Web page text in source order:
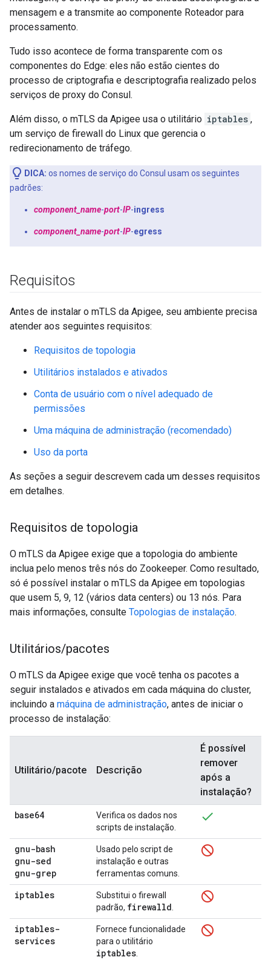
mensagem e a transmite ao componente Roteador para
processamento.
Tudo isso acontece de forma transparente com os
componentes do Edge: eles não estão cientes do
processo de criptografia e descriptografia realizado pelos
serviços de proxy do Consul.
Além disso, o mTLS da Apigee usa o utilitário iptables ,
um serviço de firewall do Linux que gerencia o
redirecionamento de tráfego.
DICA: os nomes de serviço do Consul usam os seguintes
padrões:
component_name-port-IP-ingress
component_name-port-IP-egress
Requisitos
Antes de instalar o mTLS da Apigee, seu ambiente precisa
atender aos seguintes requisitos:
Requisitos de topologia
Utilitários instalados e ativados
Conta de usuário com o nível adequado de
permissões
Uma máquina de administração (recomendado)
Uso da porta
As seções a seguir descrevem cada um desses requisitos
em detalhes.
Requisitos de topologia
O mTLS da Apigee exige que a topologia do ambiente
inclua pelo menos três nós do Zookeeper. Como resultado,
só é possível instalar o mTLS da Apigee em topologias
que usem 5, 9, 12 (vários data centers) ou 13 nós. Para
mais informações, consulte Topologias de instalação.
Utilitários/pacotes
O mTLS da Apigee exige que você tenha os pacotes a
seguir instalados e ativados em cada máquina do cluster,
incluindo a máquina de administração, antes de iniciar o
processo de instalação:
Utilitário/pacote Descrição
É possível
remover
após a
instalação?
base64
Verifica os dados nos
scripts de instalação.
gnu-bash
gnu-sed
gnu-grep
Usado pelo script de
instalação e outras
ferramentas comuns.
iptables
Substitui o firewall
padrão, firewalld
iptables-
services
Fornece funcionalidade
para o utilitário
iptables